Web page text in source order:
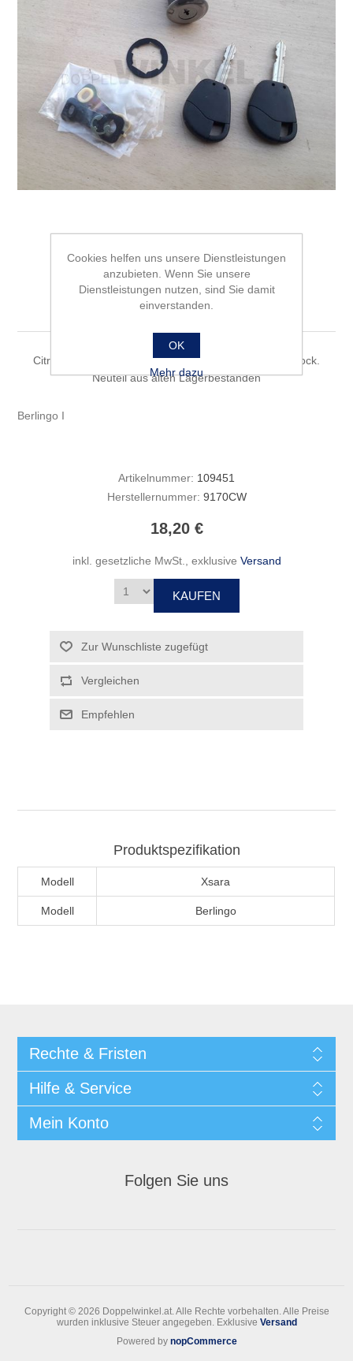
1 Schließzylinder mit 2
Schlüsseln
Citroen Original Ersatzteil 9170CW NOS - New Old Stock.
Neuteil aus alten Lagerbeständen
Berlingo I
Artikelnummer: 109451
Herstellernummer: 9170CW
18,20 €
inkl. gesetzliche MwSt., exklusive Versand
Produktspezifikation
Modell Xsara
Modell Berlingo
Rechte & Fristen
Hilfe & Service
Mein Konto
Folgen Sie uns
Copyright © 2026 Doppelwinkel.at. Alle Rechte vorbehalten.Alle Preise
wurden inklusive Steuer angegeben. Exklusive Versand
Powered by nopCommerce
Cookies helfen uns unsere Dienstleistungen
anzubieten. Wenn Sie unsere
Dienstleistungen nutzen, sind Sie damit
einverstanden.
OK
Mehr dazu